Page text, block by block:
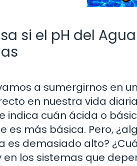
si el pH del
a sumergirnos en
en nuestra vida
indica cuán ácida o
es más básica. Pero,
es demasiado alto?
los sistemas que